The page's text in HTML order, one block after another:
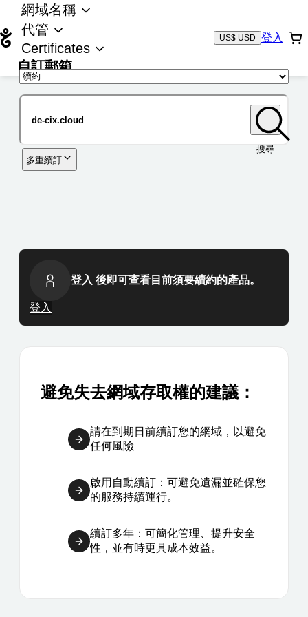
網域名稱
代管
Certificates
自訂郵箱
US$ USD 登入
搜尋
多重續訂
登入 後即可查看目前須要續約的產品。
登入
避免失去網域存取權的建議：
請在到期日前續訂您的網域，以避免
任何風險
啟用自動續訂：可避免遺漏並確保您
的服務持續運行。
續訂多年：可簡化管理、提升安全
性，並有時更具成本效益。